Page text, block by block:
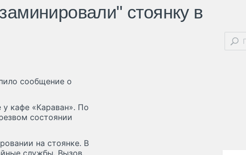
стоянку в
сообщение о
у кафе «Караван». По
состоянии
на стоянке. В